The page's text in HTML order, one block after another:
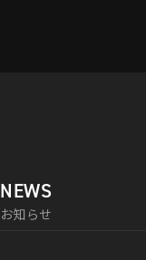
NEWS
お知らせ